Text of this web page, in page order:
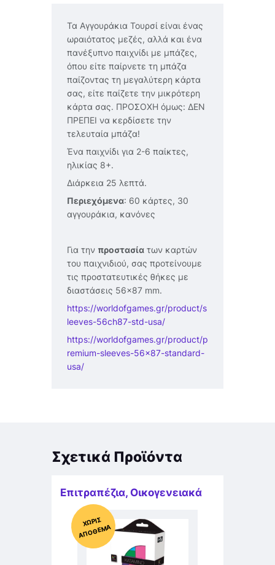
Τα Αγγουράκια Τουρσί είναι ένας
ωραιότατος μεζές, αλλά και ένα
πανέξυπνο παιχνίδι με μπάζες,
όπου είτε παίρνετε τη μπάζα
παίζοντας τη μεγαλύτερη κάρτα
σας, είτε παίζετε την μικρότερη
κάρτα σας. ΠΡΟΣΟΧΗ όμως: ΔΕΝ
ΠΡΕΠΕΙ να κερδίσετε την
τελευταία μπάζα!
Ένα παιχνίδι για 2-6 παίκτες,
ηλικίας 8+.
Διάρκεια 25 λεπτά.
Περιεχόμενα: 60 κάρτες, 30
αγγουράκια, κανόνες
Για την προστασία των καρτών
του παιχνιδιού, σας προτείνουμε
τις προστατευτικές θήκες με
διαστάσεις 56×87 mm.
https://worldofgames.gr/product/s
leeves-56ch87-std-usa/
https://worldofgames.gr/product/p
remium-sleeves-56×87-standard-
usa/
Σχετικά Προϊόντα
Επιτραπέζια, Οικογενειακά
Χ
ΩΡΊΣ
Α
Π
Ό
ΘΕ
ΜΑ